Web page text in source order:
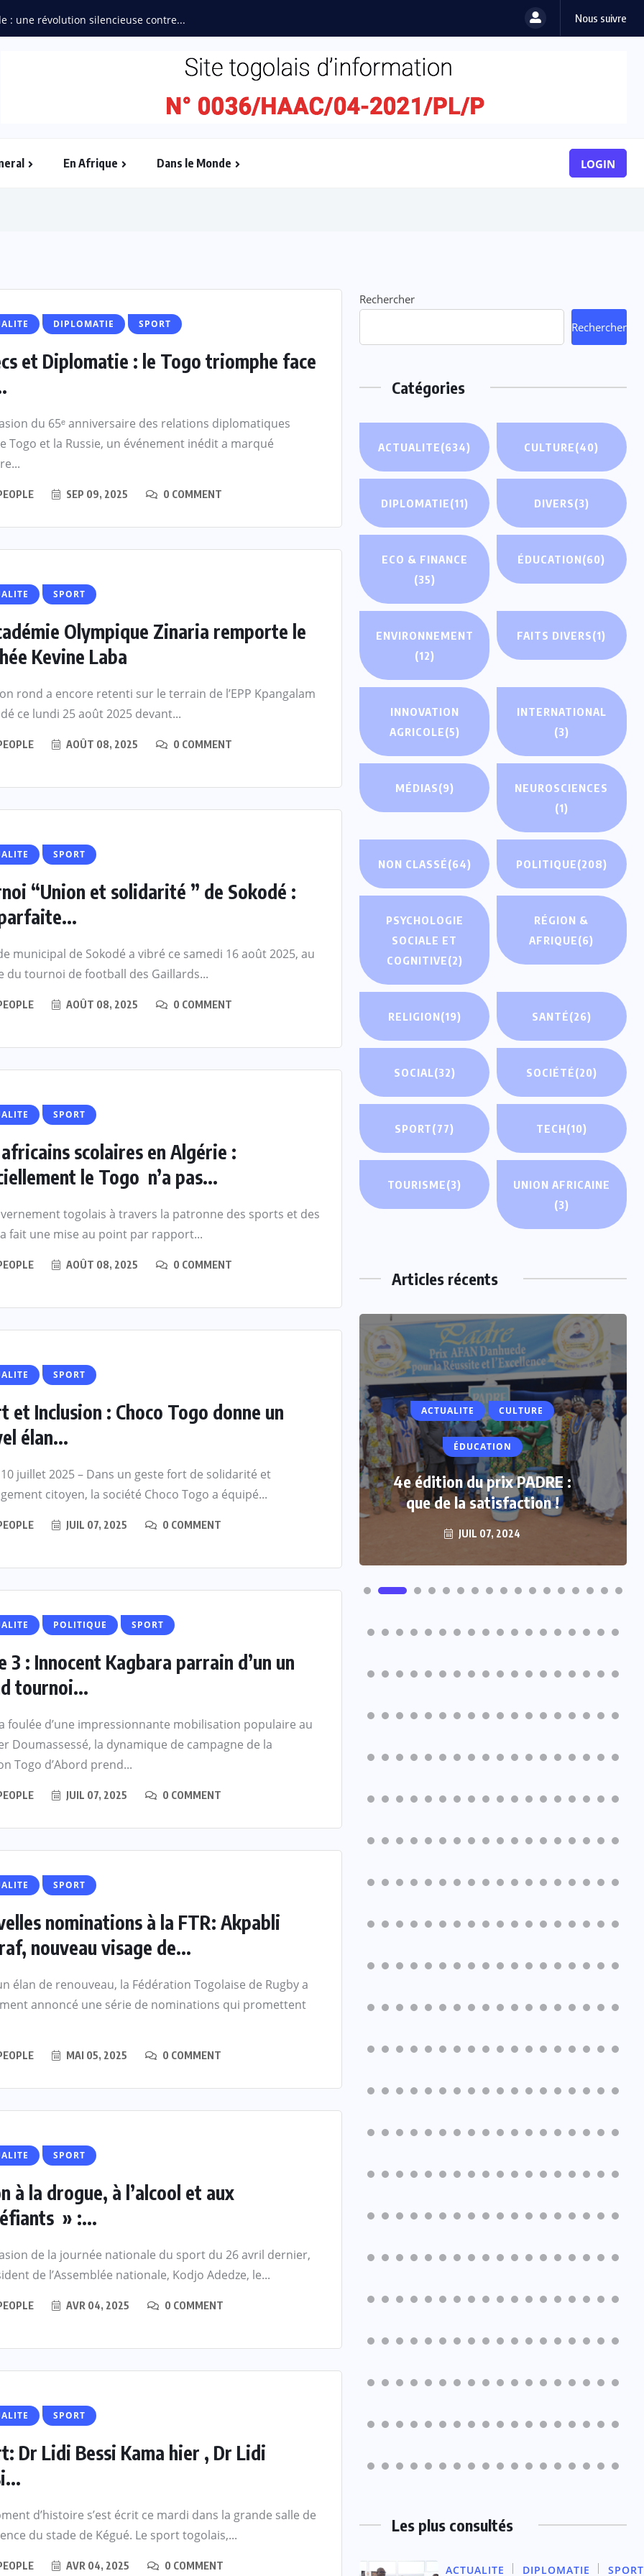
: une révolution silencieuse contre... Nous suivre
En Afrique Dans le Monde LOGIN
DIPLOMATIE SPORT
et Diplomatie : le Togo triomphe face
du 65ᵉ anniversaire des relations diplomatiques
Togo et la Russie, un événement inédit a marqué
SEP 09, 2025 0 COMMENT
SPORT
Olympique Zinaria remporte le
Kevine Laba
rond a encore retenti sur le terrain de l’EPP Kpangalam
ce lundi 25 août 2025 devant...
AOÛT 08, 2025 0 COMMENT
SPORT
“Union et solidarité ” de Sokodé :
municipal de Sokodé a vibré ce samedi 16 août 2025, au
du tournoi de football des Gaillards...
AOÛT 08, 2025 0 COMMENT
SPORT
africains scolaires en Algérie :
le Togo n’a pas...
togolais à travers la patronne des sports et des
fait une mise au point par rapport...
AOÛT 08, 2025 0 COMMENT
SPORT
et Inclusion : Choco Togo donne un
élan...
juillet 2025 – Dans un geste fort de solidarité et
citoyen, la société Choco Togo a équipé...
JUIL 07, 2025 0 COMMENT
POLITIQUE SPORT
3 : Innocent Kagbara parrain d’un un
tournoi...
foulée d’une impressionnante mobilisation populaire au
Doumassessé, la dynamique de campagne de la
Togo d’Abord prend...
JUIL 07, 2025 0 COMMENT
SPORT
nominations à la FTR: Akpabli
nouveau visage de...
élan de renouveau, la Fédération Togolaise de Rugby a
annoncé une série de nominations qui promettent
MAI 05, 2025 0 COMMENT
SPORT
à la drogue, à l’alcool et aux
» :...
de la journée nationale du sport du 26 avril dernier,
de l’Assemblée nationale, Kodjo Adedze, le...
AVR 04, 2025 0 COMMENT
SPORT
Dr Lidi Bessi Kama hier , Dr Lidi
d’histoire s’est écrit ce mardi dans la grande salle de
du stade de Kégué. Le sport togolais,...
AVR 04, 2025 0 COMMENT
Rechercher
Rechercher
Catégories
ACTUALITE(634) CULTURE(40)
DIPLOMATIE(11) DIVERS(3)
ECO & FINANCE
(35)
ÉDUCATION(60)
ENVIRONNEMENT
(12)
FAITS DIVERS(1)
INNOVATION
AGRICOLE(5)
INTERNATIONAL
(3)
MÉDIAS(9)
NEUROSCIENCES
(1)
NON CLASSÉ(64) POLITIQUE(208)
PSYCHOLOGIE
SOCIALE ET
COGNITIVE(2)
RÉGION &
AFRIQUE(6)
RELIGION(19) SANTÉ(26)
SOCIAL(32) SOCIÉTÉ(20)
SPORT(77) TECH(10)
TOURISME(3)
UNION AFRICAINE
(3)
Articles récents
en
effective du Dr Lidi Bessi
Kama
ACTUALITE CULTURE
ÉDUCATION
4e édition du prix PADRE :
que de la satisfaction !
JUIL 07, 2024
Les plus consultés
ACTUALITE DIPLOMATIE SPORT